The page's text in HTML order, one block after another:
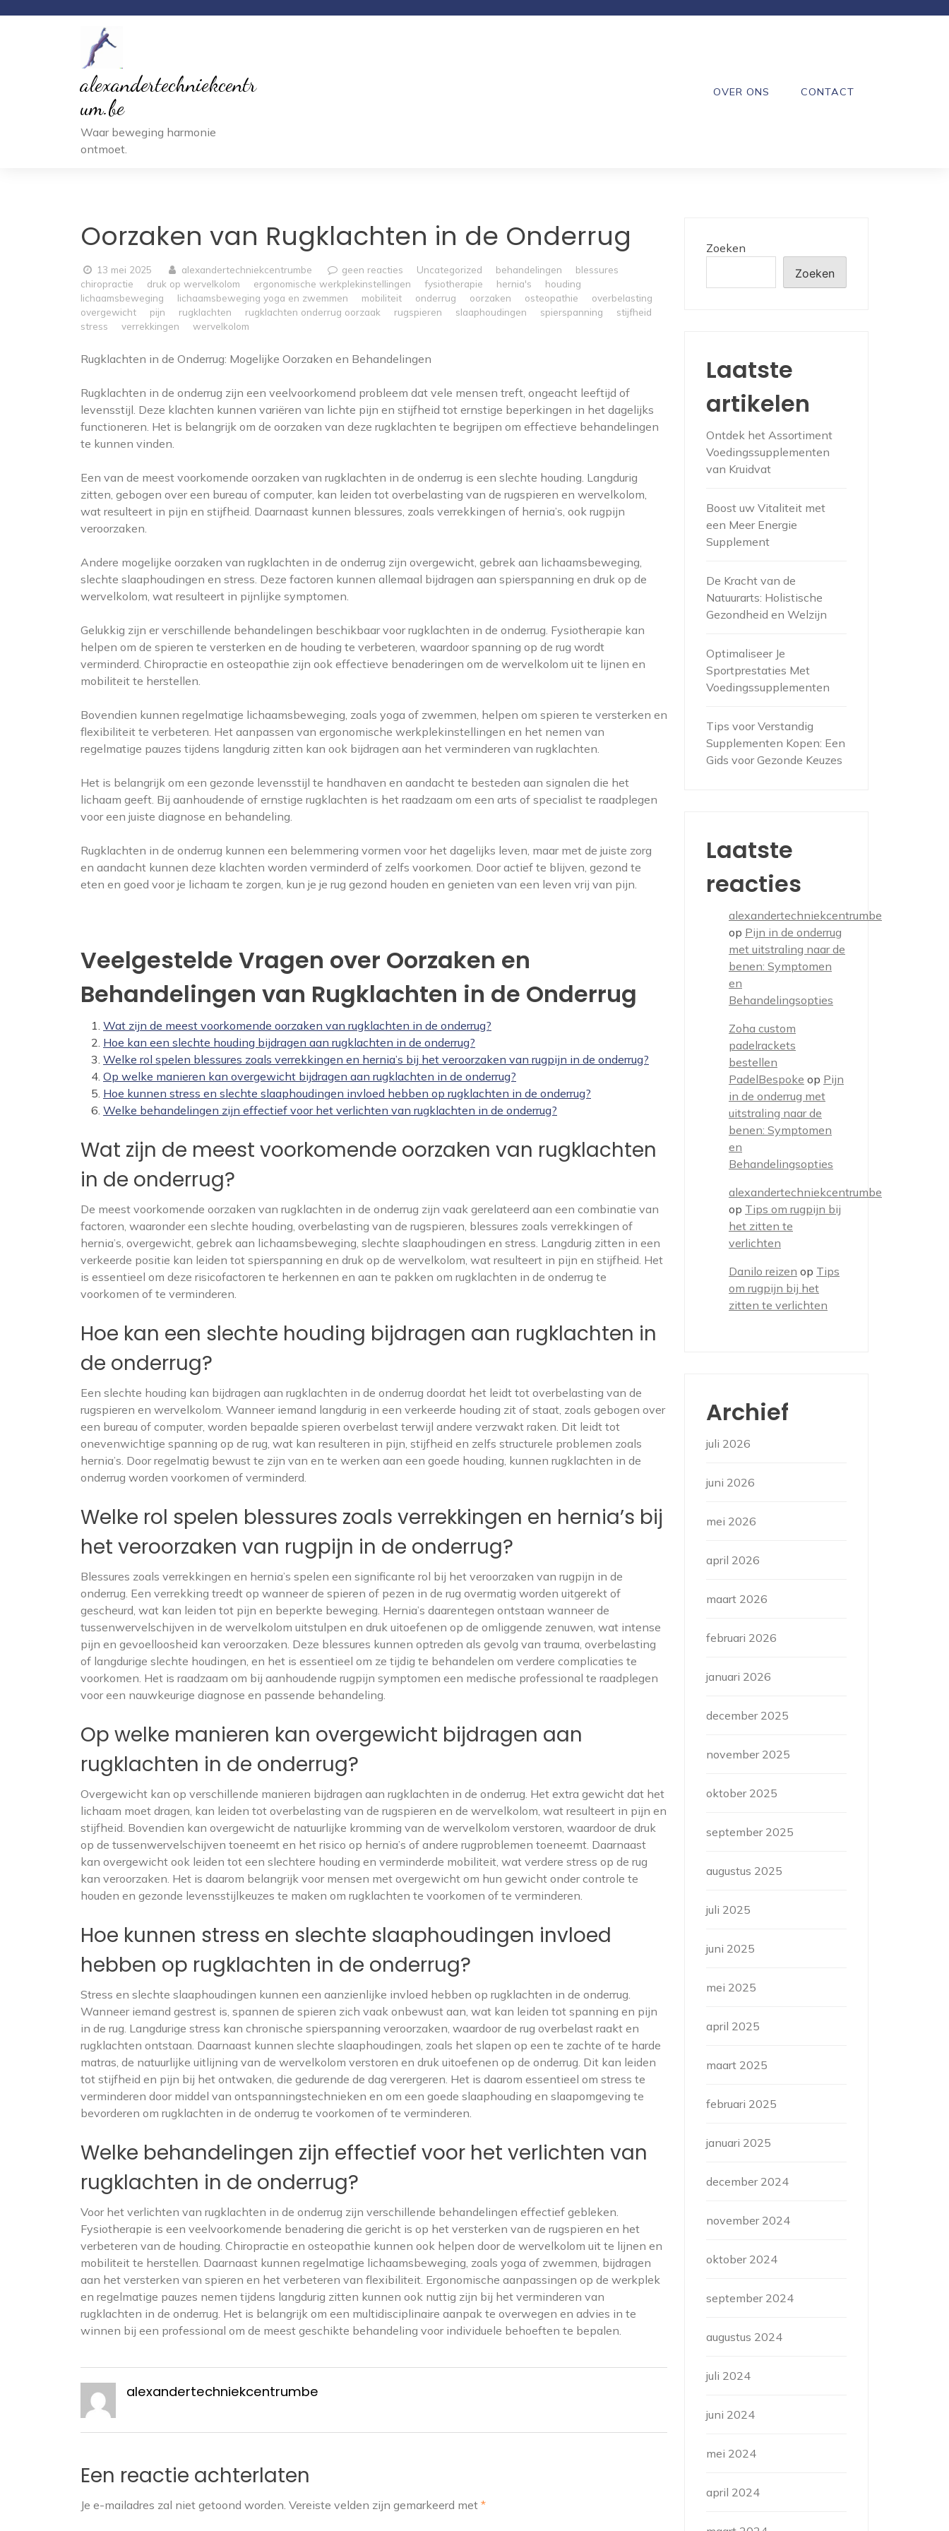
alexandertechniekcentr
um.be
Waar beweging harmonie
ontmoet.
OVER ONS CONTACT
Oorzaken van Rugklachten in de Onderrug
13 mei 2025 alexandertechniekcentrumbe geen reacties Uncategorized behandelingen
blessures
chiropractie
druk op wervelkolom ergonomische werkplekinstellingen fysiotherapie hernia's
houding
lichaamsbeweging
lichaamsbeweging yoga en zwemmen mobiliteit onderrug oorzaken osteopathie
overbelasting
overgewicht
pijn rugklachten rugklachten onderrug oorzaak rugspieren slaaphoudingen spierspanning
stijfheid
stress
verrekkingen wervelkolom
Rugklachten in de Onderrug: Mogelijke Oorzaken en Behandelingen
Rugklachten in de onderrug zijn een veelvoorkomend probleem dat vele mensen treft, ongeacht leeftijd of
levensstijl. Deze klachten kunnen variëren van lichte pijn en stijfheid tot ernstige beperkingen in het dagelijks
functioneren. Het is belangrijk om de oorzaken van deze rugklachten te begrijpen om effectieve behandelingen
te kunnen vinden.
Een van de meest voorkomende oorzaken van rugklachten in de onderrug is een slechte houding. Langdurig
zitten, gebogen over een bureau of computer, kan leiden tot overbelasting van de rugspieren en wervelkolom,
wat resulteert in pijn en stijfheid. Daarnaast kunnen blessures, zoals verrekkingen of hernia’s, ook rugpijn
veroorzaken.
Andere mogelijke oorzaken van rugklachten in de onderrug zijn overgewicht, gebrek aan lichaamsbeweging,
slechte slaaphoudingen en stress. Deze factoren kunnen allemaal bijdragen aan spierspanning en druk op de
wervelkolom, wat resulteert in pijnlijke symptomen.
Gelukkig zijn er verschillende behandelingen beschikbaar voor rugklachten in de onderrug. Fysiotherapie kan
helpen om de spieren te versterken en de houding te verbeteren, waardoor spanning op de rug wordt
verminderd. Chiropractie en osteopathie zijn ook effectieve benaderingen om de wervelkolom uit te lijnen en
mobiliteit te herstellen.
Bovendien kunnen regelmatige lichaamsbeweging, zoals yoga of zwemmen, helpen om spieren te versterken en
flexibiliteit te verbeteren. Het aanpassen van ergonomische werkplekinstellingen en het nemen van
regelmatige pauzes tijdens langdurig zitten kan ook bijdragen aan het verminderen van rugklachten.
Het is belangrijk om een gezonde levensstijl te handhaven en aandacht te besteden aan signalen die het
lichaam geeft. Bij aanhoudende of ernstige rugklachten is het raadzaam om een arts of specialist te raadplegen
voor een juiste diagnose en behandeling.
Rugklachten in de onderrug kunnen een belemmering vormen voor het dagelijks leven, maar met de juiste zorg
en aandacht kunnen deze klachten worden verminderd of zelfs voorkomen. Door actief te blijven, gezond te
eten en goed voor je lichaam te zorgen, kun je je rug gezond houden en genieten van een leven vrij van pijn.
Veelgestelde Vragen over Oorzaken en
Behandelingen van Rugklachten in de Onderrug
Wat zijn de meest voorkomende oorzaken van rugklachten in de onderrug?
Hoe kan een slechte houding bijdragen aan rugklachten in de onderrug?
Welke rol spelen blessures zoals verrekkingen en hernia’s bij het veroorzaken van rugpijn in de onderrug?
Op welke manieren kan overgewicht bijdragen aan rugklachten in de onderrug?
Hoe kunnen stress en slechte slaaphoudingen invloed hebben op rugklachten in de onderrug?
Welke behandelingen zijn effectief voor het verlichten van rugklachten in de onderrug?
Wat zijn de meest voorkomende oorzaken van rugklachten
in de onderrug?
De meest voorkomende oorzaken van rugklachten in de onderrug zijn vaak gerelateerd aan een combinatie van
factoren, waaronder een slechte houding, overbelasting van de rugspieren, blessures zoals verrekkingen of
hernia’s, overgewicht, gebrek aan lichaamsbeweging, slechte slaaphoudingen en stress. Langdurig zitten in een
verkeerde positie kan leiden tot spierspanning en druk op de wervelkolom, wat resulteert in pijn en stijfheid. Het
is essentieel om deze risicofactoren te herkennen en aan te pakken om rugklachten in de onderrug te
voorkomen of te verminderen.
Hoe kan een slechte houding bijdragen aan rugklachten in
de onderrug?
Een slechte houding kan bijdragen aan rugklachten in de onderrug doordat het leidt tot overbelasting van de
rugspieren en wervelkolom. Wanneer iemand langdurig in een verkeerde houding zit of staat, zoals gebogen over
een bureau of computer, worden bepaalde spieren overbelast terwijl andere verzwakt raken. Dit leidt tot
onevenwichtige spanning op de rug, wat kan resulteren in pijn, stijfheid en zelfs structurele problemen zoals
hernia’s. Door regelmatig bewust te zijn van en te werken aan een goede houding, kunnen rugklachten in de
onderrug worden voorkomen of verminderd.
Welke rol spelen blessures zoals verrekkingen en hernia’s bij
het veroorzaken van rugpijn in de onderrug?
Blessures zoals verrekkingen en hernia’s spelen een significante rol bij het veroorzaken van rugpijn in de
onderrug. Een verrekking treedt op wanneer de spieren of pezen in de rug overmatig worden uitgerekt of
gescheurd, wat kan leiden tot pijn en beperkte beweging. Hernia’s daarentegen ontstaan wanneer de
tussenwervelschijven in de wervelkolom uitstulpen en druk uitoefenen op de omliggende zenuwen, wat intense
pijn en gevoelloosheid kan veroorzaken. Deze blessures kunnen optreden als gevolg van trauma, overbelasting
of langdurige slechte houdingen, en het is essentieel om ze tijdig te behandelen om verdere complicaties te
voorkomen. Het is raadzaam om bij aanhoudende rugpijn symptomen een medische professional te raadplegen
voor een nauwkeurige diagnose en passende behandeling.
Op welke manieren kan overgewicht bijdragen aan
rugklachten in de onderrug?
Overgewicht kan op verschillende manieren bijdragen aan rugklachten in de onderrug. Het extra gewicht dat het
lichaam moet dragen, kan leiden tot overbelasting van de rugspieren en de wervelkolom, wat resulteert in pijn en
stijfheid. Bovendien kan overgewicht de natuurlijke kromming van de wervelkolom verstoren, waardoor de druk
op de tussenwervelschijven toeneemt en het risico op hernia’s of andere rugproblemen toeneemt. Daarnaast
kan overgewicht ook leiden tot een slechtere houding en verminderde mobiliteit, wat verdere stress op de rug
kan veroorzaken. Het is daarom belangrijk voor mensen met overgewicht om hun gewicht onder controle te
houden en gezonde levensstijlkeuzes te maken om rugklachten te voorkomen of te verminderen.
Hoe kunnen stress en slechte slaaphoudingen invloed
hebben op rugklachten in de onderrug?
Stress en slechte slaaphoudingen kunnen een aanzienlijke invloed hebben op rugklachten in de onderrug.
Wanneer iemand gestrest is, spannen de spieren zich vaak onbewust aan, wat kan leiden tot spanning en pijn
in de rug. Langdurige stress kan chronische spierspanning veroorzaken, waardoor de rug overbelast raakt en
rugklachten ontstaan. Daarnaast kunnen slechte slaaphoudingen, zoals het slapen op een te zachte of te harde
matras, de natuurlijke uitlijning van de wervelkolom verstoren en druk uitoefenen op de onderrug. Dit kan leiden
tot stijfheid en pijn bij het ontwaken, die gedurende de dag verergeren. Het is daarom essentieel om stress te
verminderen door middel van ontspanningstechnieken en om een goede slaaphouding en slaapomgeving te
bevorderen om rugklachten in de onderrug te voorkomen of te verminderen.
Welke behandelingen zijn effectief voor het verlichten van
rugklachten in de onderrug?
Voor het verlichten van rugklachten in de onderrug zijn verschillende behandelingen effectief gebleken.
Fysiotherapie is een veelvoorkomende benadering die gericht is op het versterken van de rugspieren en het
verbeteren van de houding. Chiropractie en osteopathie kunnen ook helpen door de wervelkolom uit te lijnen en
mobiliteit te herstellen. Daarnaast kunnen regelmatige lichaamsbeweging, zoals yoga of zwemmen, bijdragen
aan het versterken van spieren en het verbeteren van flexibiliteit. Ergonomische aanpassingen op de werkplek
en regelmatige pauzes nemen tijdens langdurig zitten kunnen ook nuttig zijn bij het verminderen van
rugklachten in de onderrug. Het is belangrijk om een multidisciplinaire aanpak te overwegen en advies in te
winnen bij een professional om de meest geschikte behandeling voor individuele behoeften te bepalen.
alexandertechniekcentrumbe
Een reactie achterlaten
Je e-mailadres zal niet getoond worden. Vereiste velden zijn gemarkeerd met *
Zoeken
Zoeken
Laatste
artikelen
Ontdek het Assortiment
Voedingssupplementen
van Kruidvat
Boost uw Vitaliteit met
een Meer Energie
Supplement
De Kracht van de
Natuurarts: Holistische
Gezondheid en Welzijn
Optimaliseer Je
Sportprestaties Met
Voedingssupplementen
Tips voor Verstandig
Supplementen Kopen: Een
Gids voor Gezonde Keuzes
Laatste
reacties
alexandertechniekcentrumbe
op Pijn in de onderrug
met uitstraling naar de
benen: Symptomen
en
Behandelingsopties
Zoha custom
padelrackets
bestellen
PadelBespoke op Pijn
in de onderrug met
uitstraling naar de
benen: Symptomen
en
Behandelingsopties
alexandertechniekcentrumbe
op Tips om rugpijn bij
het zitten te
verlichten
Danilo reizen op Tips
om rugpijn bij het
zitten te verlichten
Archief
juli 2026
juni 2026
mei 2026
april 2026
maart 2026
februari 2026
januari 2026
december 2025
november 2025
oktober 2025
september 2025
augustus 2025
juli 2025
juni 2025
mei 2025
april 2025
maart 2025
februari 2025
januari 2025
december 2024
november 2024
oktober 2024
september 2024
augustus 2024
juli 2024
juni 2024
mei 2024
april 2024